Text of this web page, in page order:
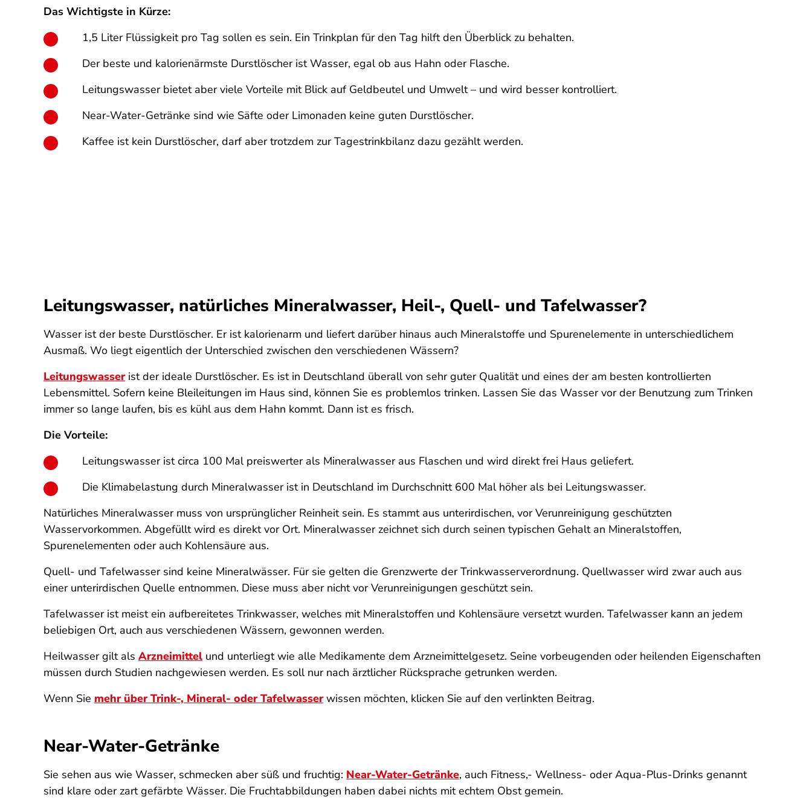
Das Wichtigste in Kürze:
1,5 Liter Flüssigkeit pro Tag sollen es sein. Ein Trinkplan für den Tag hilft den Überblick zu behalten.
Der beste und kalorienärmste Durstlöscher ist Wasser, egal ob aus Hahn oder Flasche.
Leitungswasser bietet aber viele Vorteile mit Blick auf Geldbeutel und Umwelt – und wird besser kontrolliert.
Near-Water-Getränke sind wie Säfte oder Limonaden keine guten Durstlöscher.
Kaffee ist kein Durstlöscher, darf aber trotzdem zur Tagestrinkbilanz dazu gezählt werden.
Leitungswasser, natürliches Mineralwasser, Heil-, Quell- und Tafelwasser?
Wasser ist der beste Durstlöscher. Er ist kalorienarm und liefert darüber hinaus auch Mineralstoffe und Spurenelemente in unterschiedlichem
Ausmaß. Wo liegt eigentlich der Unterschied zwischen den verschiedenen Wässern?
Leitungswasserist der ideale Durstlöscher. Es ist in Deutschland überall von sehr guter Qualität und eines der am besten kontrollierten
Lebensmittel. Sofern keine Bleileitungen im Haus sind, können Sie es problemlos trinken. Lassen Sie das Wasser vor der Benutzung zum Trinken
immer so lange laufen, bis es kühl aus dem Hahn kommt. Dann ist es frisch.
Die Vorteile:
Leitungswasser ist circa 100 Mal preiswerter als Mineralwasser aus Flaschen und wird direkt frei Haus geliefert.
Die Klimabelastung durch Mineralwasser ist in Deutschland im Durchschnitt 600 Mal höher als bei Leitungswasser.
Natürliches Mineralwasser muss von ursprünglicher Reinheit sein. Es stammt aus unterirdischen, vor Verunreinigung geschützten
Wasservorkommen. Abgefüllt wird es direkt vor Ort. Mineralwasser zeichnet sich durch seinen typischen Gehalt an Mineralstoffen,
Spurenelementen oder auch Kohlensäure aus.
Quell- und Tafelwasser sind keine Mineralwässer. Für sie gelten die Grenzwerte der Trinkwasserverordnung. Quellwasser wird zwar auch aus
einer unterirdischen Quelle entnommen. Diese muss aber nicht vor Verunreinigungen geschützt sein.
Tafelwasser ist meist ein aufbereitetes Trinkwasser, welches mit Mineralstoffen und Kohlensäure versetzt wurden. Tafelwasser kann an jedem
beliebigen Ort, auch aus verschiedenen Wässern, gewonnen werden.
Heilwasser gilt als Arzneimittel und unterliegt wie alle Medikamente dem Arzneimittelgesetz. Seine vorbeugenden oder heilenden Eigenschaften
müssen durch Studien nachgewiesen werden. Es soll nur nach ärztlicher Rücksprache getrunken werden.
Wenn Sie mehr über Trink-, Mineral- oder Tafelwasserwissen möchten, klicken Sie auf den verlinkten Beitrag.
Near-Water-Getränke
Sie sehen aus wie Wasser, schmecken aber süß und fruchtig: Near-Water-Getränke, auch Fitness,- Wellness- oder Aqua-Plus-Drinks genannt
sind klare oder zart gefärbte Wässer. Die Fruchtabbildungen haben dabei nichts mit echtem Obst gemein.